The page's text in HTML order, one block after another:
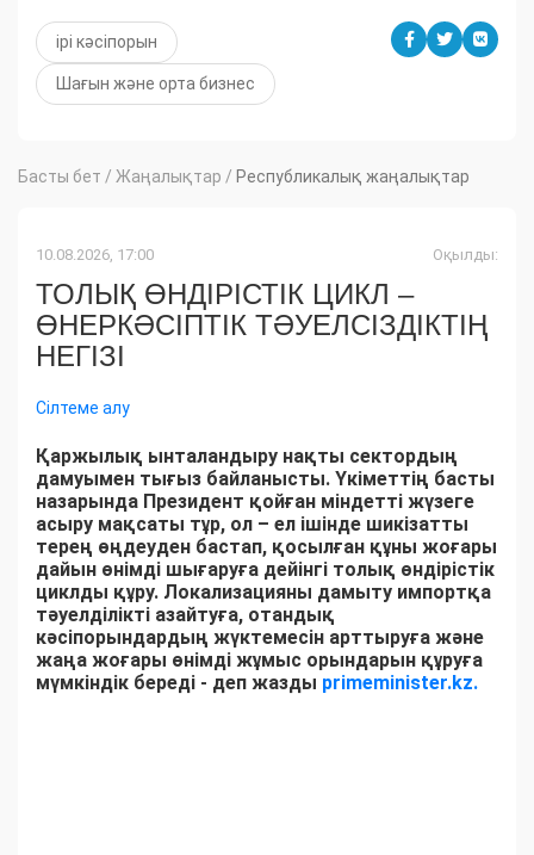
ірі кәсіпорын
Шағын және орта бизнес
Басты бет / Жаңалықтар / Республикалық жаңалықтар
10.08.2026, 17:00 Оқылды:
ТОЛЫҚ ӨНДІРІСТІК ЦИКЛ –
ӨНЕРКӘСІПТІК ТӘУЕЛСІЗДІКТІҢ
НЕГІЗІ
Сілтеме алу
Қаржылық ынталандыру нақты сектордың
дамуымен тығыз байланысты. Үкіметтің басты
назарында Президент қойған міндетті жүзеге
асыру мақсаты тұр, ол – ел ішінде шикізатты
терең өңдеуден бастап, қосылған құны жоғары
дайын өнімді шығаруға дейінгі толық өндірістік
циклды құру. Локализацияны дамыту импортқа
тәуелділікті азайтуға, отандық
кәсіпорындардың жүктемесін арттыруға және
жаңа жоғары өнімді жұмыс орындарын құруға
мүмкіндік береді - деп жазды primeminister.kz.